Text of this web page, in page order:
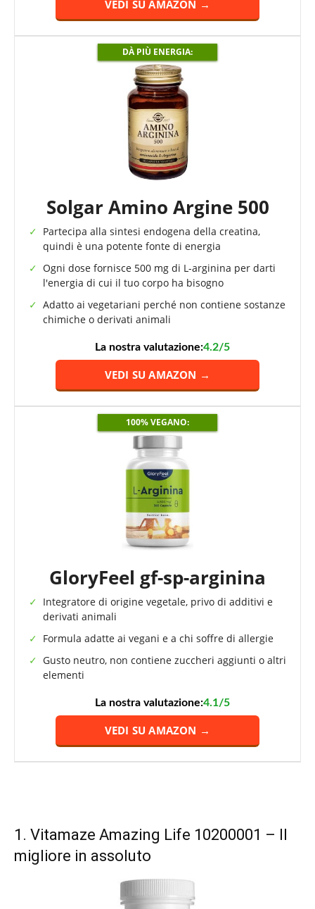
VEDI SU AMAZON →
DÀ PIÙ ENERGIA:
Solgar Amino Argine 500
Partecipa alla sintesi endogena della creatina,
quindi è una potente fonte di energia
Ogni dose fornisce 500 mg di L-arginina per darti
l'energia di cui il tuo corpo ha bisogno
Adatto ai vegetariani perché non contiene sostanze
chimiche o derivati animali
La nostra valutazione:4.2/5
VEDI SU AMAZON →
100% VEGANO:
GloryFeel gf-sp-arginina
Integratore di origine vegetale, privo di additivi e
derivati animali
Formula adatte ai vegani e a chi soffre di allergie
Gusto neutro, non contiene zuccheri aggiunti o altri
elementi
La nostra valutazione:4.1/5
VEDI SU AMAZON →
1. Vitamaze Amazing Life 10200001 – Il
migliore in assoluto